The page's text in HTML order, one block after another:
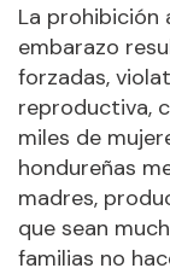
La prohibición
embarazo
forzadas,
reproductiva,
miles de
hondureñas
madres,
que sean
familias no